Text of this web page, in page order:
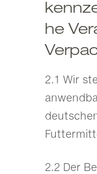
he
2.1 Wir
2.2 Der